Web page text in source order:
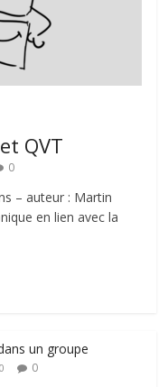
QVT
0
– auteur : Martin
en lien avec la
un groupe
0